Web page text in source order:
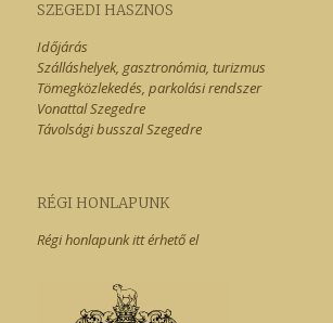
SZEGEDI HASZNOS
Időjárás
Szálláshelyek, gasztronómia, turizmus
Tömegközlekedés, parkolási rendszer
Vonattal Szegedre
Távolsági busszal Szegedre
RÉGI HONLAPUNK
Régi honlapunk itt érhető el